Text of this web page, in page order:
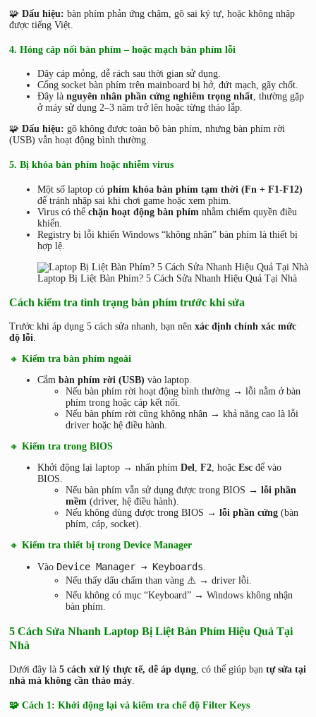
🧩 Dấu hiệu: bàn phím phản ứng chậm, gõ sai ký tự, hoặc không nhập
được tiếng Việt.
4. Hỏng cáp nối bàn phím – hoặc mạch bàn phím lỗi
Dây cáp mỏng, dễ rách sau thời gian sử dụng.
Cổng socket bàn phím trên mainboard bị hở, đứt mạch, gãy chốt.
Đây là nguyên nhân phần cứng nghiêm trọng nhất, thường gặp
ở máy sử dụng 2–3 năm trở lên hoặc từng tháo lắp.
🧩 Dấu hiệu: gõ không được toàn bộ bàn phím, nhưng bàn phím rời
(USB) vẫn hoạt động bình thường.
5. Bị khóa bàn phím hoặc nhiễm virus
Một số laptop có phím khóa bàn phím tạm thời (Fn + F1-F12)
để tránh nhập sai khi chơi game hoặc xem phim.
Virus có thể chặn hoạt động bàn phím nhằm chiếm quyền điều
khiển.
Registry bị lỗi khiến Windows “không nhận” bàn phím là thiết bị
hợp lệ.
Laptop Bị Liệt Bàn Phím? 5 Cách Sửa Nhanh Hiệu Quả Tại Nhà
Cách kiểm tra tình trạng bàn phím trước khi sửa
Trước khi áp dụng 5 cách sửa nhanh, bạn nên xác định chính xác mức
độ lỗi.
🔸 Kiểm tra bàn phím ngoài
Cắm bàn phím rời (USB) vào laptop.
Nếu bàn phím rời hoạt động bình thường → lỗi nằm ở bàn
phím trong hoặc cáp kết nối.
Nếu bàn phím rời cũng không nhận → khả năng cao là lỗi
driver hoặc hệ điều hành.
🔸 Kiểm tra trong BIOS
Khởi động lại laptop → nhấn phím Del, F2, hoặc Esc để vào
BIOS.
Nếu bàn phím vẫn sử dụng được trong BIOS → lỗi phần
mềm (driver, hệ điều hành).
Nếu không dùng được trong BIOS → lỗi phần cứng (bàn
phím, cáp, socket).
🔸 Kiểm tra thiết bị trong Device Manager
Vào Device Manager → Keyboards.
Nếu thấy dấu chấm than vàng ⚠️ → driver lỗi.
Nếu không có mục “Keyboard” → Windows không nhận
bàn phím.
5 Cách Sửa Nhanh Laptop Bị Liệt Bàn Phím Hiệu Quả Tại
Nhà
Dưới đây là 5 cách xử lý thực tế, dễ áp dụng, có thể giúp bạn tự sửa tại
nhà mà không cần tháo máy.
🧩 Cách 1: Khởi động lại và kiểm tra chế độ Filter Keys